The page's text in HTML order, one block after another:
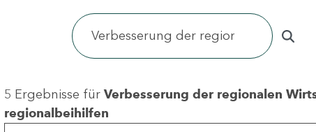
5 Ergebnisse für Verbesserung der regionalen
regionalbeihilfen